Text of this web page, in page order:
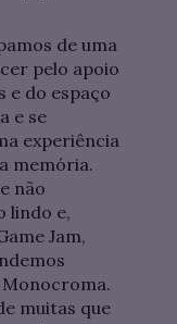
de uma
pelo apoio
e do espaço
e se
experiência
memória.
não
lindo e,
Jam,
muitas que